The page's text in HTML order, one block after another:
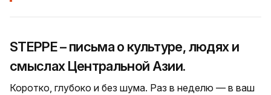
STEPPE – письма о культуре, людях и
смыслах Центральной Азии.
Коротко, глубоко и без шума. Раз в неделю — в ваш